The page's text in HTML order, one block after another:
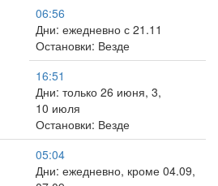
06:56
Дни: ежедневно с 21.11
Остановки: Везде
16:51
Дни: только 26 июня, 3,
10 июля
Остановки: Везде
05:04
Дни: ежедневно, кроме 04.09,